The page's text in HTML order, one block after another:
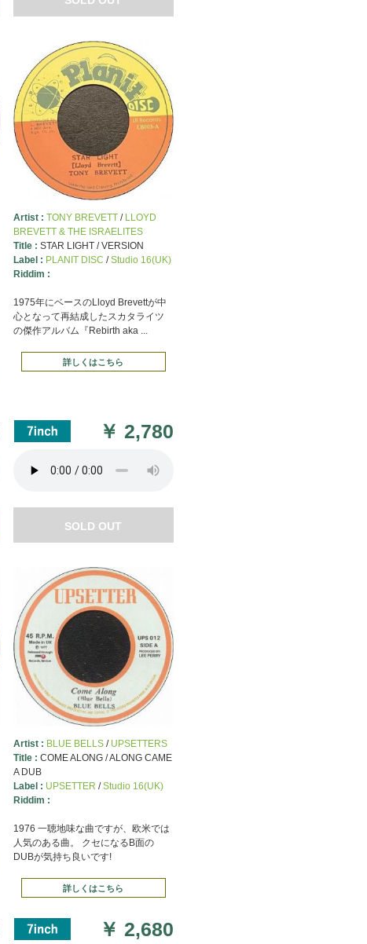
Artist : TONY BREVETT/ LLOYD
BREVETT & THE ISRAELITES
Title : STAR LIGHT / VERSION
Label : PLANIT DISC /Studio 16(UK)
Riddim :
1975年にベースのLloyd Brevettが中
心となって再結成したスカタライツ
の傑作アルバム『Rebirth aka ...
詳しくはこちら
￥ 2,780
SOLD OUT
Artist : BLUE BELLS/ UPSETTERS
Title : COME ALONG / ALONG CAME
A DUB
Label : UPSETTER /Studio 16(UK)
Riddim :
1976 一聴地味な曲ですが、欧米では
人気のある曲。 クセになるB面の
DUBが気持ち良いです!
詳しくはこちら
￥ 2,680